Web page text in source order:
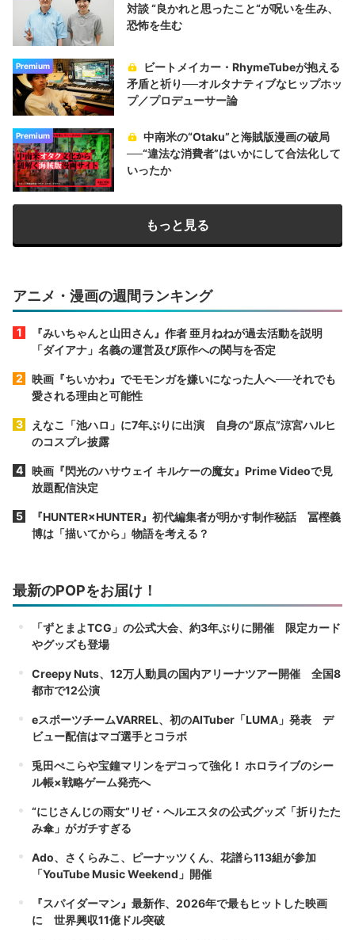
対談 “良かれと思ったこと“が呪いを生み、
恐怖を生む
Premium
ビートメイカー・RhymeTubeが抱える
矛盾と祈り──オルタナティブなヒップホッ
プ／プロデューサー論
Premium
中南米の“Otaku”と海賊版漫画の破局
──“違法な消費者”はいかにして合法化して
いったか
もっと見る
アニメ・漫画の週間ランキング
『みいちゃんと山田さん』作者 亜月ねねが過去活動を説明
「ダイアナ」名義の運営及び原作への関与を否定
映画『ちいかわ』でモモンガを嫌いになった人へ──それでも
愛される理由と可能性
えなこ「池ハロ」に7年ぶりに出演 自身の“原点”涼宮ハルヒ
のコスプレ披露
映画『閃光のハサウェイ キルケーの魔女』Prime Videoで見
放題配信決定
『HUNTER×HUNTER』初代編集者が明かす制作秘話 冨樫義
博は「描いてから」物語を考える？
最新のPOPをお届け！
「ずとまよTCG」の公式大会、約3年ぶりに開催 限定カード
やグッズも登場
Creepy Nuts、12万人動員の国内アリーナツアー開催 全国8
都市で12公演
eスポーツチームVARREL、初のAITuber「LUMA」発表 デ
ビュー配信はマゴ選手とコラボ
兎田ぺこらや宝鐘マリンをデコって強化！ ホロライブのシー
ル帳×戦略ゲーム発売へ
“にじさんじの雨女”リゼ・ヘルエスタの公式グッズ「折りたた
み傘」がガチすぎる
Ado、さくらみこ、ピーナッツくん、花譜ら113組が参加
「YouTube Music Weekend」開催
『スパイダーマン』最新作、2026年で最もヒットした映画
に 世界興収11億ドル突破